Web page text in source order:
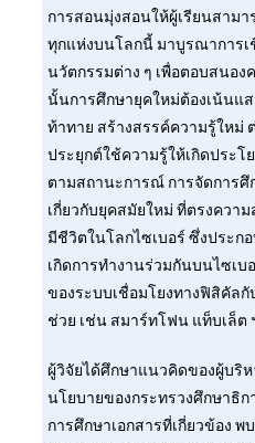
การสอนมุ่งสอนให้ผู้เรียนสาม
ทุกแห่งบนโลกนี้ มาบูรณาการเ
นวัตกรรมต่าง ๆ เพื่อตอบสนอง
นั้นการศึกษายุคใหม่ต้องเน้นแส
ท้าทาย สร้างสรรค์ความรู้ใหม่
ประยุกต์ใช้ความรู้ให้เกิดประโ
ตามสถานะการณ์ การจัดการศึ
เกี่ยวกับยุคสมัยใหม่ ที่ตรงควา
มีชีวิตในโลกไซเบอร์ ซึ่งประก
เกิดการทำงานร่วมกันบนไซเ
ของระบบเชื่อมโยงทางฟิสิคัล
ช่วย เช่น สมาร์ทโฟน แท็บเล็ต
ผู้วิจัยได้ศึกษาแนวคิดของผู้บริ
นโยบายของกระทรวงศึกษาธิ
การศึกษาเอกสารที่เกี่ยวข้อง พ